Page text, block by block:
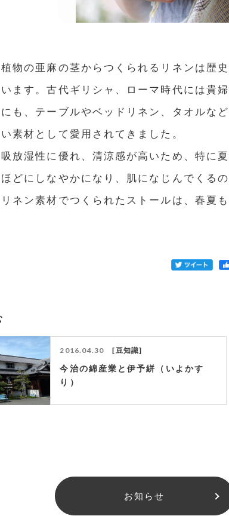
植物の亜麻の茎からつくられるリネンは歴
います。古代ギリシャ、ローマ時代には貴
にも、テーブルやベッドリネン、タオルな
い素材として愛用されてきました。
吸放湿性に優れ、清涼感が高いため、特に
ほどにしなやかになり、肌になじんでくるの
リネン素材でつくられたストールは、春夏
2016.04.30 豆知識
今治の綿産業と伊予絣（いよかす
り）
お知らせ